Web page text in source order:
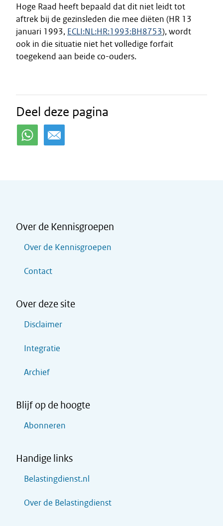
Hoge Raad heeft bepaald dat dit niet leidt tot
aftrek bij de gezinsleden die mee diëten (HR 13
januari 1993, ECLI:NL:HR:1993:BH8753), wordt
ook in die situatie niet het volledige forfait
toegekend aan beide co-ouders.
Deel deze pagina
Over de Kennisgroepen
Over de Kennisgroepen
Contact
Over deze site
Disclaimer
Integratie
Archief
Blijf op de hoogte
Abonneren
Handige links
Belastingdienst.nl
Over de Belastingdienst